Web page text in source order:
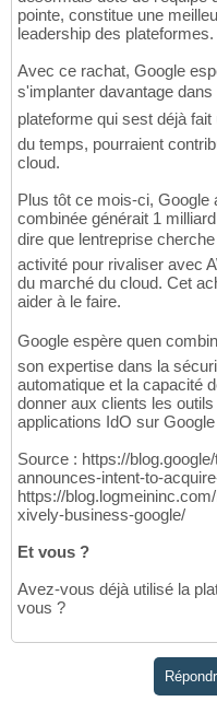
pointe, constitue une
leadership des plateformes.
Avec ce rachat, Google
s'implanter davantage dans
plateforme qui sest déjà
du temps, pourraient
cloud.
Plus tôt ce mois-ci, Google
combinée générait 1
dire que lentreprise
activité pour rivaliser avec
du marché du cloud. Cet
aider à le faire.
Google espère quen
son expertise dans la
automatique et la capacité
donner aux clients les
applications IdO sur
Source : https://
announces-intent-to-
https://
xively-business-google/
Et vous ?
Avez-vous déjà utilisé la
vous ?